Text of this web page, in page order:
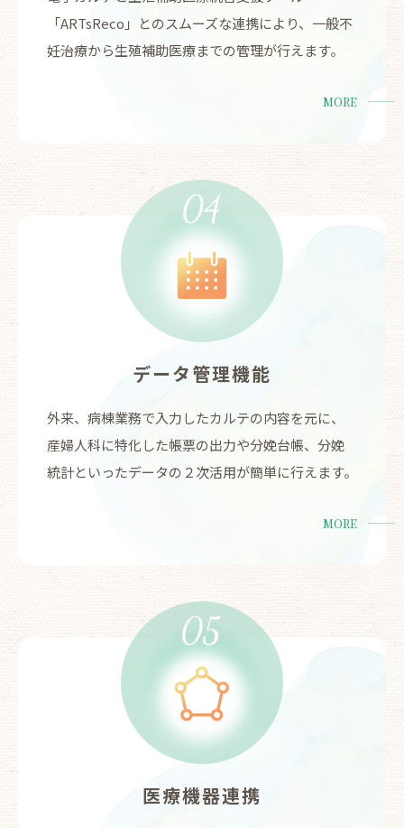
「ARTsReco」とのスムーズな連携により、一般不
妊治療から生殖補助医療までの管理が行えます。
MORE
データ管理機能
外来、病棟業務で入力したカルテの内容を元に、
産婦人科に特化した帳票の出力や分娩台帳、分娩
統計といったデータの２次活用が簡単に行えます。
MORE
医療機器連携